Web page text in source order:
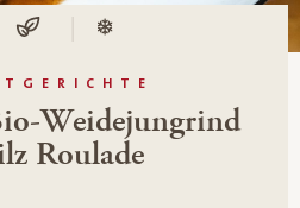
Weidejungrind
Roulade